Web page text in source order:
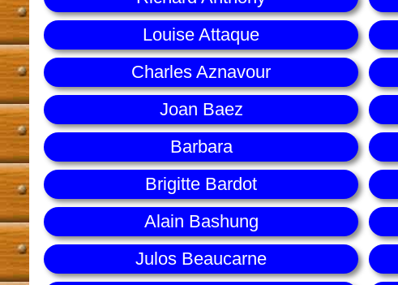
Louise Attaque
Charles Aznavour
Joan Baez
Barbara
Brigitte Bardot
Alain Bashung
Julos Beaucarne